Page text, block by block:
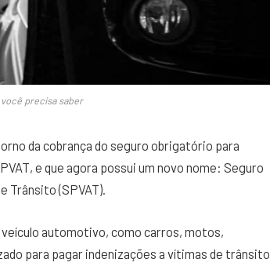
você precisa saber
da cobrança do seguro obrigatório para
e que agora possui um novo nome: Seguro
Trânsito (SPVAT).
automotivo, como carros, motos,
para pagar indenizações a vítimas de trânsito.